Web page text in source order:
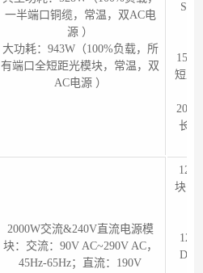
一半端口铜缆，常温，双AC电
源 ）
大功耗：943W（100%负载，所
有端口全短距光模块，常温，双
AC电源 ）
短距
长
2000W交流&240V直流电源模
块：交流：90V AC~290V AC，
45Hz-65Hz；直流：190V
块：
DC